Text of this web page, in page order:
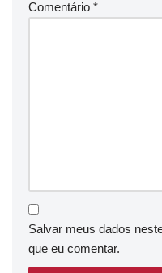
Comentário *
Salvar meus dados
que eu comentar.